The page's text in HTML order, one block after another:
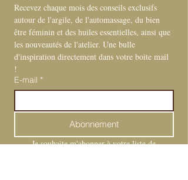
Recevez chaque mois des conseils exclusifs
autour de l'argile, de l'automassage, du bien
être féminin et des huiles essentielles, ainsi que
les nouveautés de l'atelier. Une bulle
d'inspiration directement dans votre boite mail
!
E-mail *
Abonnement
Je souhaite m'abonner à votre liste de